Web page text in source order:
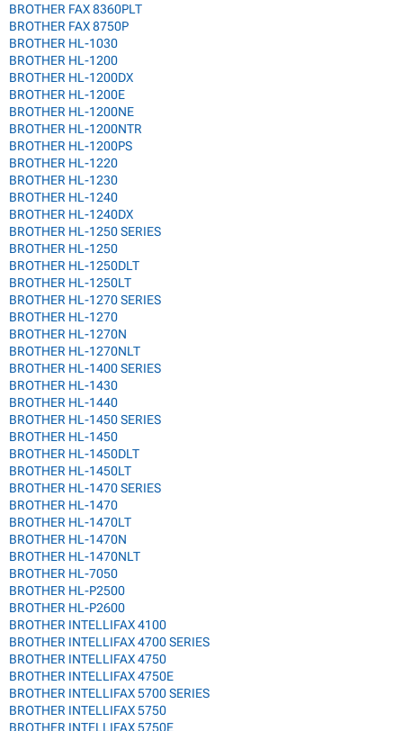
BROTHER FAX 8360PLT
BROTHER FAX 8750P
BROTHER HL-1030
BROTHER HL-1200
BROTHER HL-1200DX
BROTHER HL-1200E
BROTHER HL-1200NE
BROTHER HL-1200NTR
BROTHER HL-1200PS
BROTHER HL-1220
BROTHER HL-1230
BROTHER HL-1240
BROTHER HL-1240DX
BROTHER HL-1250 SERIES
BROTHER HL-1250
BROTHER HL-1250DLT
BROTHER HL-1250LT
BROTHER HL-1270 SERIES
BROTHER HL-1270
BROTHER HL-1270N
BROTHER HL-1270NLT
BROTHER HL-1400 SERIES
BROTHER HL-1430
BROTHER HL-1440
BROTHER HL-1450 SERIES
BROTHER HL-1450
BROTHER HL-1450DLT
BROTHER HL-1450LT
BROTHER HL-1470 SERIES
BROTHER HL-1470
BROTHER HL-1470LT
BROTHER HL-1470N
BROTHER HL-1470NLT
BROTHER HL-7050
BROTHER HL-P2500
BROTHER HL-P2600
BROTHER INTELLIFAX 4100
BROTHER INTELLIFAX 4700 SERIES
BROTHER INTELLIFAX 4750
BROTHER INTELLIFAX 4750E
BROTHER INTELLIFAX 5700 SERIES
BROTHER INTELLIFAX 5750
BROTHER INTELLIFAX 5750E